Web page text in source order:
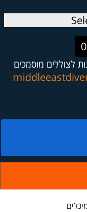
לצוללים מוסמכים